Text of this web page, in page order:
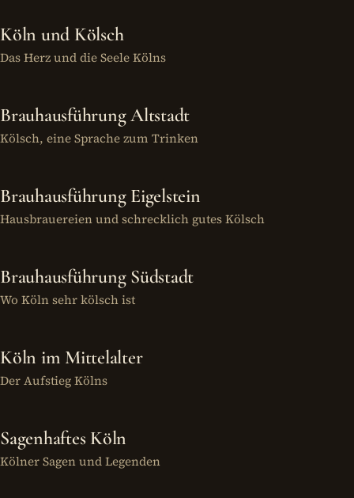
Köln und Kölsch
Das Herz und die Seele Kölns
Brauhausführung Altstadt
Kölsch, eine Sprache zum Trinken
Brauhausführung Eigelstein
Hausbrauereien und schrecklich gutes Kölsch
Brauhausführung Südstadt
Wo Köln sehr kölsch ist
Köln im Mittelalter
Der Aufstieg Kölns
Sagenhaftes Köln
Kölner Sagen und Legenden